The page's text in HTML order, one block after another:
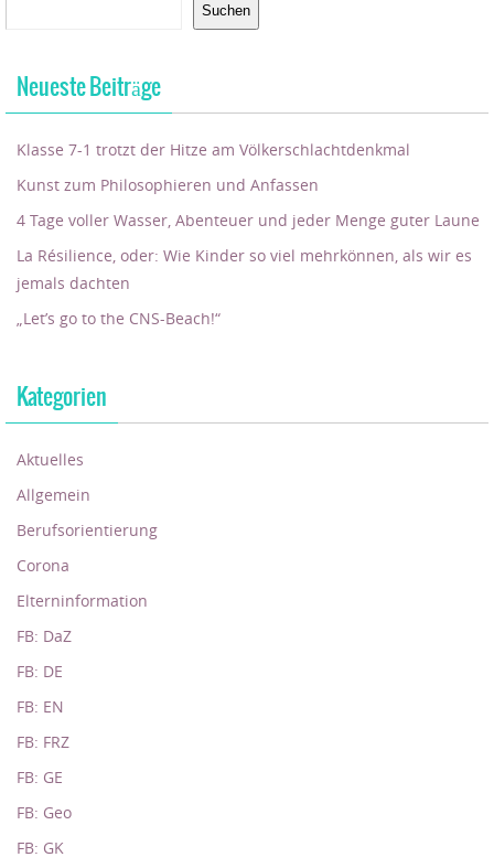
Suchen
Neueste Beiträge
Klasse 7-1 trotzt der Hitze am Völkerschlachtdenkmal
Kunst zum Philosophieren und Anfassen
4 Tage voller Wasser, Abenteuer und jeder Menge guter Laune
La Résilience, oder: Wie Kinder so viel mehrkönnen, als wir es
jemals dachten
„Let’s go to the CNS-Beach!“
Kategorien
Aktuelles
Allgemein
Berufsorientierung
Corona
Elterninformation
FB: DaZ
FB: DE
FB: EN
FB: FRZ
FB: GE
FB: Geo
FB: GK